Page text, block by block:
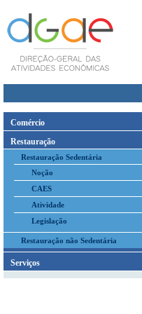
Comércio
Restauração
Restauração Sedentária
Noção
CAES
Atividade
Legislação
Restauração não Sedentária
Serviços